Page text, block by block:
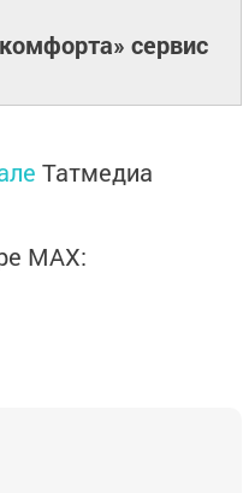
сервис
Татмедиа
MАХ: